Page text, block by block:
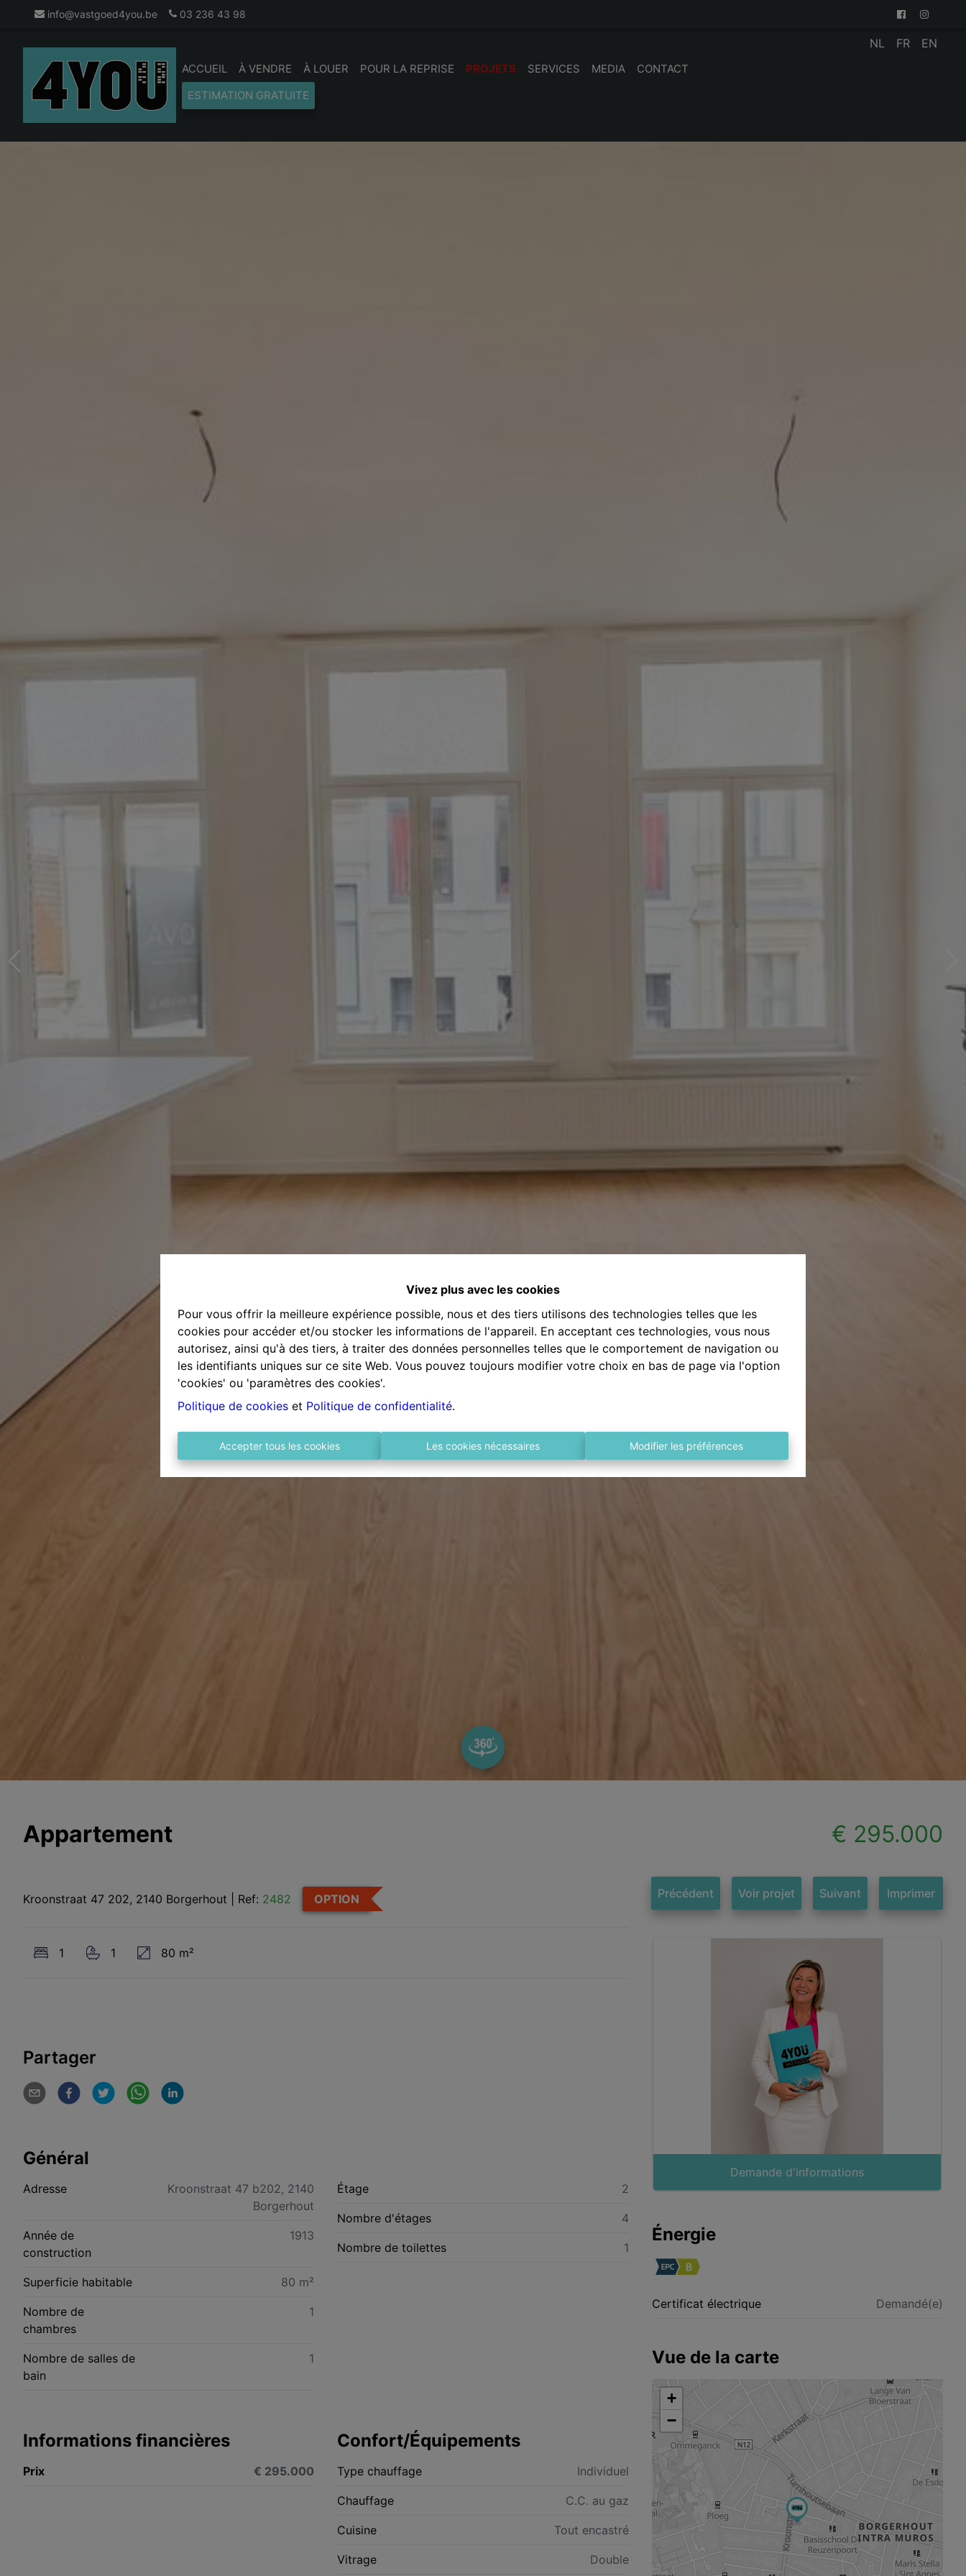
Vivez plus avec les cookies
Pour vous offrir la meilleure expérience possible, nous et des tiers utilisons des technologies telles que les
cookies pour accéder et/ou stocker les informations de l'appareil. En acceptant ces technologies, vous nous
autorisez, ainsi qu'à des tiers, à traiter des données personnelles telles que le comportement de navigation ou
les identifiants uniques sur ce site Web. Vous pouvez toujours modifier votre choix en bas de page via l'option
'cookies' ou 'paramètres des cookies'.
Politique de cookies et Politique de confidentialité.
Accepter tous les cookies Les cookies nécessaires Modifier les préférences
info@vastgoed4you.be 03 236 43 98
ACCUEIL À VENDRE À LOUER POUR LA REPRISE PROJETS SERVICES MEDIA
CONTACT
ESTIMATION GRATUITE
NL FR EN
Appartement € 295.000
Kroonstraat 47 202, 2140 Borgerhout Ref: 2482 OPTION Précédent Voir projet Suivant Imprimer
1 1 80 m²
Partager
Général
Adresse
Kroonstraat 47 b202, 2140
Borgerhout
Année de
construction
1913
Superficie habitable 80 m²
Nombre de
chambres
1
Nombre de salles de
bain
1
Étage 2
Nombre d'étages 4
Nombre de toilettes 1
Informations financières
Prix € 295.000
Confort/Équipements
Type chauffage Individuel
Chauffage C.C. au gaz
Cuisine Tout encastré
Vitrage Double
Demande d'informations
Énergie
Certificat électrique Demandé(e)
Vue de la carte